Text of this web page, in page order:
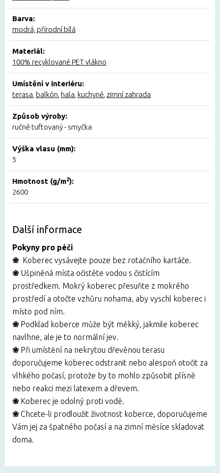
Barva:
modrá, přírodní bílá
Materiál:
100% recyklované PET vlákno
Umístění v interiéru:
terasa balkón hala kuchyně zimní zahrada
Způsob výroby:
ručně tuftovaný - smyčka
Výška vlasu (mm):
5
Hmotnost (g/m2):
2600
Další informace
Pokyny pro péči
❀ Koberec vysávejte pouze bez rotačního kartáče.
❀ Ušpiněná místa očistěte vodou s čistícím
prostředkem. Mokrý koberec přesuňte z mokrého
prostředí a otočte vzhůru nohama, aby vyschl koberec i
místo pod ním.
❀ Podklad koberce může být měkký, jakmile koberec
navlhne, ale je to normální jev.
❀ Při umístění na nekrytou dřevěnou terasu
doporučujeme koberec odstranit nebo alespoň otočit za
vlhkého počasí, protože by to mohlo způsobit plísně
nebo reakci mezi latexem a dřevem.
❀ Koberec je odolný proti vodě.
❀Chcete-li prodloužit životnost koberce, doporučujeme
Vám jej za špatného počasí a na zimní měsíce skladovat
doma.